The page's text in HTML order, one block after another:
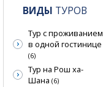
ВИДЫ ТУРОВ
Тур с проживанием
в одной гостинице
(6)
Тур на Рош ха-
Шана (6)